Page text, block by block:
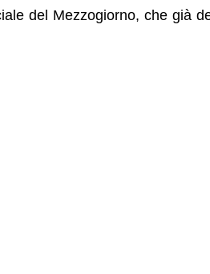
del Mezzogiorno, che già